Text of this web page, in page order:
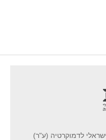
לדמוקרטיה (ע"ר)